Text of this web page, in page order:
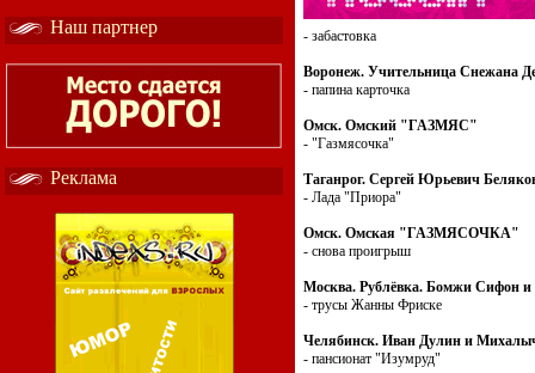
Наш партнер
Реклама
- забастовка
Воронеж. Учительница Снежана
- папина карточка
Омск. Омский "ГАЗМЯС"
- "Газмясочка"
Таганрог. Сергей Юрьевич
- Лада "Приора"
Омск. Омская "ГАЗМЯСОЧКА"
- снова проигрыш
Москва. Рублёвка. Бомжи Сифон и
- трусы Жанны Фриске
Челябинск. Иван Дулин и
- пансионат "Изумруд"